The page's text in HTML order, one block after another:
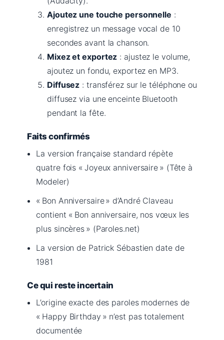
Ajoutez une touche personnelle :
enregistrez un message vocal de 10
secondes avant la chanson.
Mixez et exportez : ajustez le volume,
ajoutez un fondu, exportez en MP3.
Diffusez : transférez sur le téléphone ou
diffusez via une enceinte Bluetooth
pendant la fête.
Faits confirmés
La version française standard répète
quatre fois « Joyeux anniversaire » (Tête à
Modeler)
« Bon Anniversaire » d’André Claveau
contient « Bon anniversaire, nos vœux les
plus sincères » (Paroles.net)
La version de Patrick Sébastien date de
1981
Ce qui reste incertain
L’origine exacte des paroles modernes de
« Happy Birthday » n’est pas totalement
documentée